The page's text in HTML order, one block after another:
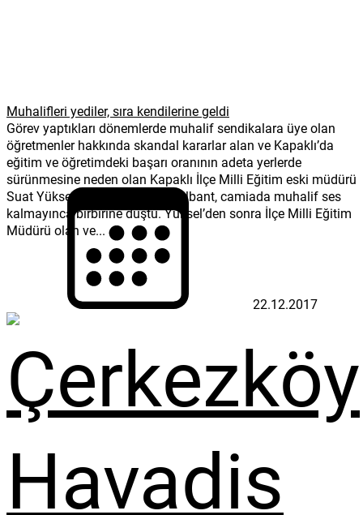
Muhalifleri yediler, sıra kendilerine geldi
Görev yaptıkları dönemlerde muhalif sendikalara üye olan
öğretmenler hakkında skandal kararlar alan ve Kapaklı’da
eğitim ve öğretimdeki başarı oranının adeta yerlerde
sürünmesine neden olan Kapaklı İlçe Milli Eğitim eski müdürü
Suat Yüksel ve selefi Tahsin Nalbant, camiada muhalif ses
kalmayınca birbirine düştü. Yüksel’den sonra İlçe Milli Eğitim
Müdürü olan ve...
22.12.2017